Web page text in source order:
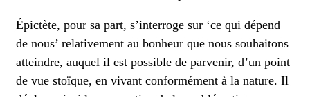
Épictète, pour sa part, s’interroge sur ‘ce qui dépend
de nous’ relativement au bonheur que nous souhaitons
atteindre, auquel il est possible de parvenir, d’un point
de vue stoïque, en vivant conformément à la nature. Il